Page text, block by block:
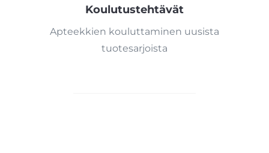
Koulutustehtävät
Apteekkien kouluttaminen uusista
tuotesarjoista